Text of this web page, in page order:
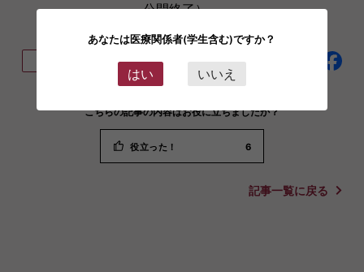
公開終了）。
ブックマーク登録 この連載をフォロー
こちらの記事の内容はお役に立ちましたか？
役立った！ 6
記事一覧に戻る
あなたは医療関係者(学生含む)ですか？
はい いいえ